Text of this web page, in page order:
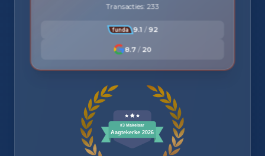
Transacties: 233
9.1 / 92
8.7 / 20